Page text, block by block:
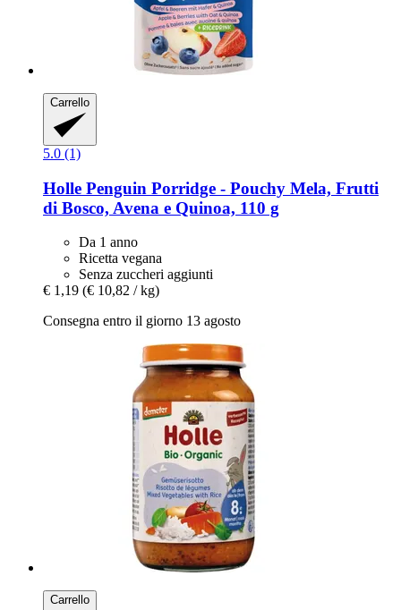
Carrello
5.0 (1)
Holle Penguin Porridge -​ Pouchy Mela, Frutti
di Bosco, Avena e Quinoa, 110 g
Da 1 anno
Ricetta vegana
Senza zuccheri aggiunti
€ 1,19 (€ 10,82 / kg)
Consegna entro il giorno 13 agosto
Carrello